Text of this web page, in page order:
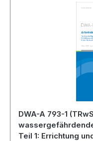
DWA-A 793-1
Teil 1: Errichtung